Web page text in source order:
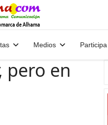
Medios Participa
pero en